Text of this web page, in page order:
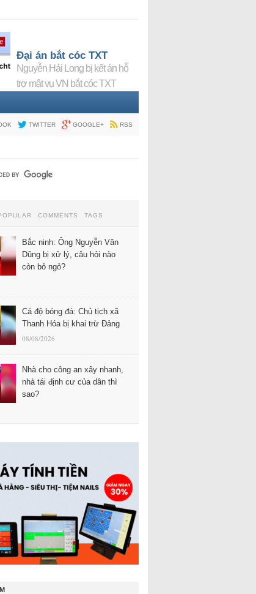
Đại án bắt cóc TXT
Nguyễn Hải Long bị kết án hỗ
trợ mật vụ VN bắt cóc TXT
TWITTER GOOGLE+ RSS
COMMENTS TAGS
Bắc ninh: Ông Nguyễn Văn
Dũng bị xử lý, câu hỏi nào
còn bỏ ngỏ?
Cá độ bóng đá: Chủ tịch xã
Thanh Hóa bị khai trừ Đảng
08/08/2026
Nhà cho công an xây nhanh,
nhà tái định cư của dân thì
sao?